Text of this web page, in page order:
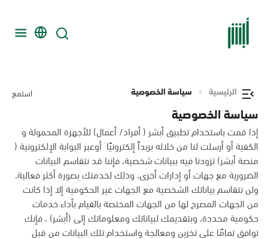
الرئيسية سياسة الخصوصية استمع
سياسة الخصوصية
إذا قمت باستخدام تطبيق أبشر ( أفراد/ أعمال) للأجهزة المحمولة و
الكفية أو أرسلت لنا من خلاله بريداً إلكترونيًا أوعبر البوابة الإلكترونية (
منصة أبشر) تزودنا فيه ببيانات شخصية، فإننا قد نتقاسم البيانات
الضرورية مع جهات أو إدارات أخرى، وذلك لخدمتك بصورة أكثر فعالية،
ولن نتقاسم بياناتك الشخصية مع الجهات غير الحكومية إلا إذا كانت
من الجهات المصرح لها من الجهات المختصة بالقيام بأداء خدمات
حكومية محددة، وبتقديمك لبياناتك ومعلوماتك إلى (أبشر) ، فإنك
توافق تمامًا على تخزين ومعالجة واستخدام تلك البيانات من قبل